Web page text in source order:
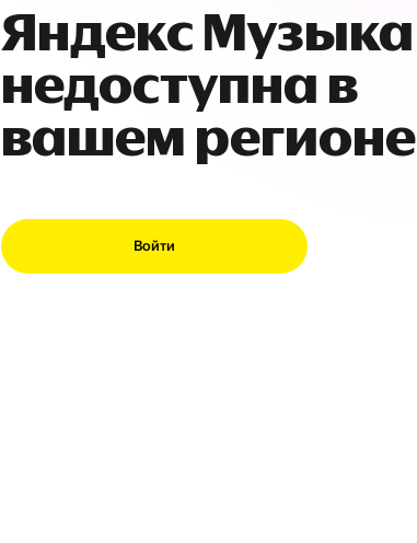
Яндекс Музыка
недоступна в
вашем регионе
Войти